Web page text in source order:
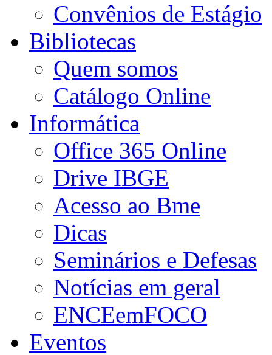
Convênios de Estágio
Bibliotecas
Quem somos
Catálogo Online
Informática
Office 365 Online
Drive IBGE
Acesso ao Bme
Dicas
Seminários e Defesas
Notícias em geral
ENCEemFOCO
Eventos